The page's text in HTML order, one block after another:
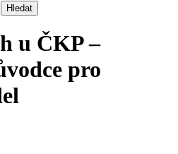
Hledat
u ČKP –
pro